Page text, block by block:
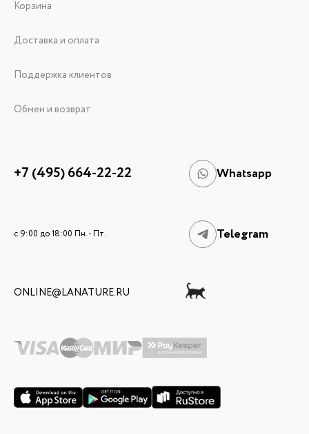
Корзина
Доставка и оплата
Поддержка клиентов
Обмен и возврат
+7 (495) 664-22-22 Whatsapp
c 9:00 до 18:00 Пн. - Пт. Telegram
ONLINE@LANATURE.RU